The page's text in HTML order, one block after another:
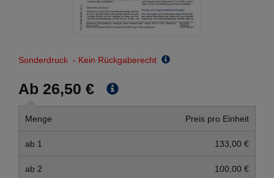
Sonderdruck - Kein Rückgaberecht
Ab 26,50 €
Menge Preis pro Einheit
ab 1 133,00 €
ab 2 100,00 €